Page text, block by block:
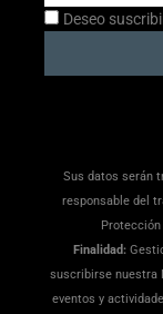
Aceptación
Deseo
Sus datos serán
responsable del
Finalidad:
suscribirse nuestra
eventos y